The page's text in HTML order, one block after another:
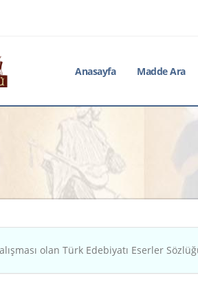
Anasayfa Madde Ara
olan Türk Edebiyatı Eserler